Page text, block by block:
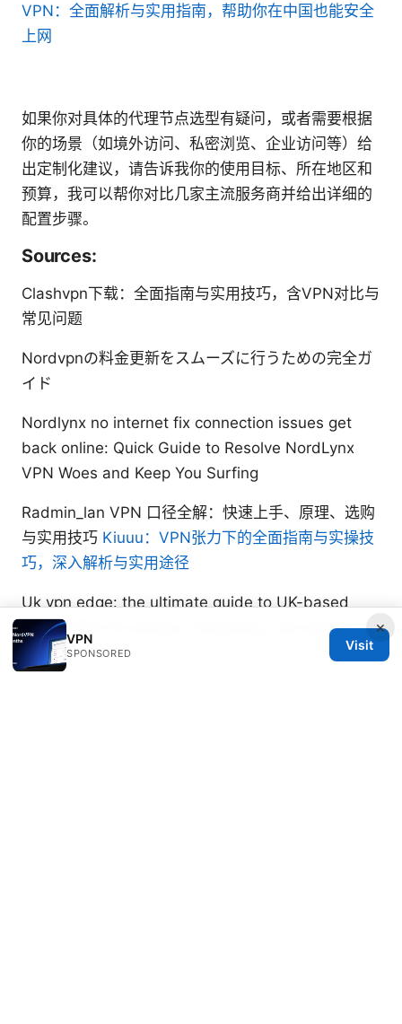
VPN：全面解析与实用指南，帮助你在中国也能安全
上网
如果你对具体的代理节点选型有疑问，或者需要根据
你的场景（如境外访问、私密浏览、企业访问等）给
出定制化建议，请告诉我你的使用目标、所在地区和
预算，我可以帮你对比几家主流服务商并给出详细的
配置步骤。
Sources:
Clashvpn下载：全面指南与实用技巧，含VPN对比与
常见问题
Nordvpnの料金更新をスムーズに行うための完全ガ
イド
Nordlynx no internet fix connection issues get
back online: Quick Guide to Resolve NordLynx
VPN Woes and Keep You Surfing
Radmin_lan VPN 口径全解：快速上手、原理、选购
与实用技巧 Kiuuu：VPN张力下的全面指南与实操技
巧，深入解析与实用途径
Uk vpn edge: the ultimate guide to UK-based
edge VPNs for privacy, streaming, and speed in
2025
×
VPN
SPONSORED
Visit